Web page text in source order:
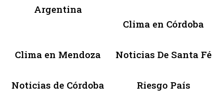
Argentina
Clima en Córdoba
Clima en Mendoza Noticias De Santa Fé
Noticias de Córdoba Riesgo País